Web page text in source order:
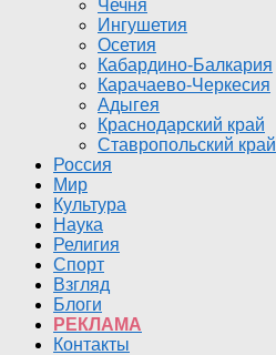
Чечня
Ингушетия
Осетия
Кабардино-Балкария
Карачаево-Черкесия
Адыгея
Краснодарский край
Ставропольский край
Россия
Мир
Культура
Наука
Религия
Спорт
Взгляд
Блоги
РЕКЛАМА
Контакты